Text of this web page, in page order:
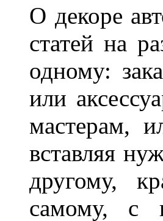
О декоре
статей на
одному:
или
мастерам,
вставляя
другому,
самому, с